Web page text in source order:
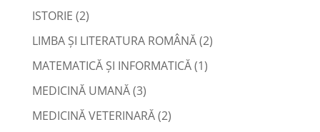
ISTORIE (2)
LIMBA ŞI LITERATURA ROMÂNĂ(2)
MATEMATICĂ ŞI INFORMATICĂ(1)
MEDICINĂ UMANĂ(3)
MEDICINĂ VETERINARĂ(2)